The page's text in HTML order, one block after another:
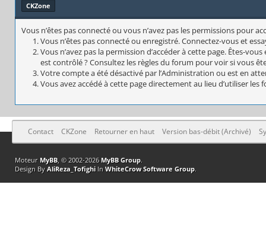
CKZone
Vous n’êtes pas connecté ou vous n’avez pas les permissions pour
Vous n’êtes pas connecté ou enregistré. Connectez-vous et
Vous n’avez pas la permission d’accéder à cette page. Êtes-
est contrôlé ? Consultez les règles du forum pour voir si vous
Votre compte a été désactivé par l’Administration ou est en
Vous avez accédé à cette page directement au lieu d’utiliser
Contact CKZone Retourner en haut Version bas-débit (Archivé)
Moteur MyBB, © 2002-2026 MyBB Group.
Design By AliReza_TofighiIn WhiteCrow Software Group.